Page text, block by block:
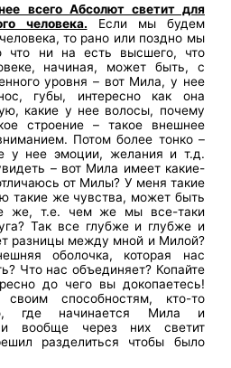
всего Абсолют светит для
человека. Если мы будем
то рано или поздно мы
что ни на есть высшего, что
начиная, может быть, с
уровня – вот Мила, у нее
губы, интересно как она
какие у нее волосы, почему
строение – такое внешнее
Потом более тонко –
у нее эмоции, желания и т.д.
– вот Мила имеет какие-
от Милы? У меня такие
такие же чувства, может быть
же, т.е. чем же мы все-таки
Так все глубже и глубже и
разницы между мной и Милой?
оболочка, которая нас
Что нас объединяет? Копайте
до чего вы докопаетесь!
способностям, кто-то
где начинается Мила и
и вообще через них светит
разделиться чтобы было